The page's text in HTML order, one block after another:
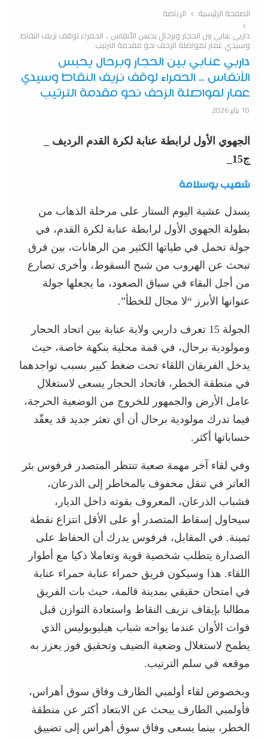
الصفحة الرئيسية
الرياضة
داربي عنابي بين الحجار وبرحال يحبس الأنفاس .. الحمراء لوقف نزيف النقاط
وسيدي عمار لمواصلة الزحف نحو مقدمة الترتيب
داربي عنابي بين الحجار وبرحال يحبس
الأنفاس .. الحمراء لوقف نزيف النقاط وسيدي
عمار لمواصلة الزحف نحو مقدمة الترتيب
10 يناير 2026
الجهوي الأول لرابطة عنابة لكرة القدم الرديف _
ج15_
شعيب بوسلامة
يسدل عشية اليوم الستار على مرحلة الذهاب من
بطولة الجهوي الأول لرابطة عنابة لكرة القدم، في
جولة تحمل في طياتها الكثير من الرهانات، بين فرق
تبحث عن الهروب من شبح السقوط، وأخرى تصارع
من أجل البقاء في سباق الصعود، ما يجعلها جولة
عنوانها الأبرز “لا مجال للخطأ”.
الجولة 15 تعرف داربي ولاية عنابة بين اتحاد الحجار
ومولودية برحال، في قمة محلية بنكهة خاصة، حيث
يدخل الفريقان اللقاء تحت ضغط كبير بسبب تواجدهما
في منطقة الخطر، فاتحاد الحجار يسعى لاستغلال
عامل الأرض والجمهور للخروج من الوضعية الحرجة،
فيما تدرك مولودية برحال أن أي تعثر جديد قد يعقّد
حساباتها أكثر.
وفي لقاء آخر مهمة صعبة تنتظر المتصدر فرفوس بئر
العاتر في تنقل محفوف بالمخاطر إلى الذرعان،
فشباب الذرعان، المعروف بقوته داخل الديار،
سيحاول إسقاط المتصدر أو على الأقل انتزاع نقطة
ثمينة. في المقابل، فرفوس يدرك أن الحفاظ على
الصدارة يتطلب شخصية قوية وتعاملا ذكيا مع أطوار
اللقاء. هذا وسيكون فريق حمراء عنابة حمراء عنابة
في امتحان حقيقي بمدينة قالمة، حيث بات الفريق
مطالبا بإيقاف نزيف النقاط واستعادة التوازن قبل
فوات الأوان عندما يواحه شباب هيليوبوليس الذي
يطمح لاستغلال وضعية الضيف وتحقيق فوز يعزز به
موقعه في سلم الترتيب.
وبخصوص لقاء أولمبي الطارف وفاق سوق أهراس،
فأولمبي الطارف يبحث عن الابتعاد أكثر عن منطقة
الخطر، بينما يسعى وفاق سوق أهراس إلى تضييق